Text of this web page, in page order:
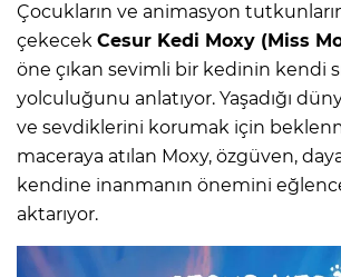
Çocukların ve animasyon
çekecek Cesur Kedi Moxy (Miss
öne çıkan sevimli bir kedinin kendi
yolculuğunu anlatıyor. Yaşadığı
ve sevdiklerini korumak için
maceraya atılan Moxy, özgüven,
kendine inanmanın önemini
aktarıyor.